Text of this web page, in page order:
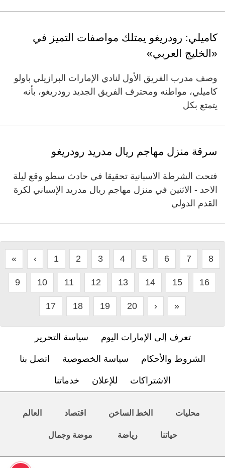
كاميلي: رودريغو يمتلك مواصفات التميز في
«الخليج العربي»
وصف مدرب الفريق الأول لنادي الإمارات البرازيلي باولو
كاميلي، مواطنه ومحترف الفريق الجديد رودريغو، بأنه
يتمتع بكل
سرقة منزل مهاجم ريال مدريد رودريغو
فتحت الشرطة الاسبانية تحقيقا في حادث سطو وقع ليلة
الاحد - الاثنين في منزل مهاجم ريال مدريد الإسباني لكرة
القدم الدولي
« ‹ 1 2 3 4 5 6 7 8
9 10 11 12 13 14 15 16
17 18 19 20 › »
تعرف إلى الإمارات اليوم سياسة التحرير
الشروط والأحكام سياسة الخصوصية اتصل بنا
الاشتراكات للإعلان خدماتنا
محليات الخط الساخن اقتصاد العالم
حياتنا رياضة موضة وجمال